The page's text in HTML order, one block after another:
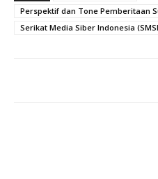
Perspektif dan Tone Pemberitaan
Serikat Media Siber Indonesia